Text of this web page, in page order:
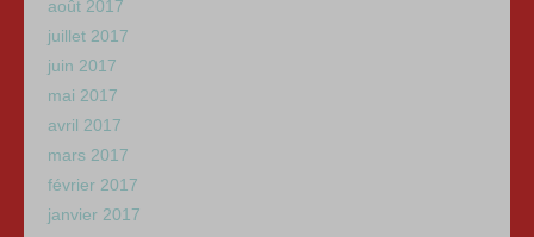
août 2017
juillet 2017
juin 2017
mai 2017
avril 2017
mars 2017
février 2017
janvier 2017